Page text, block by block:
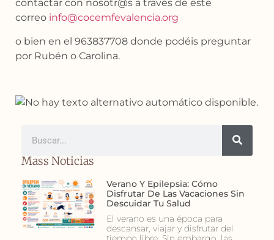
contactar con nosotr@s a través de este
correo info@cocemfevalencia.org
o bien en el 963837708 donde podéis preguntar
por Rubén o Carolina.
Mass Noticias
Verano Y Epilepsia: Cómo
Disfrutar De Las Vacaciones Sin
Descuidar Tu Salud
El verano es una época para
descansar, viajar y disfrutar del